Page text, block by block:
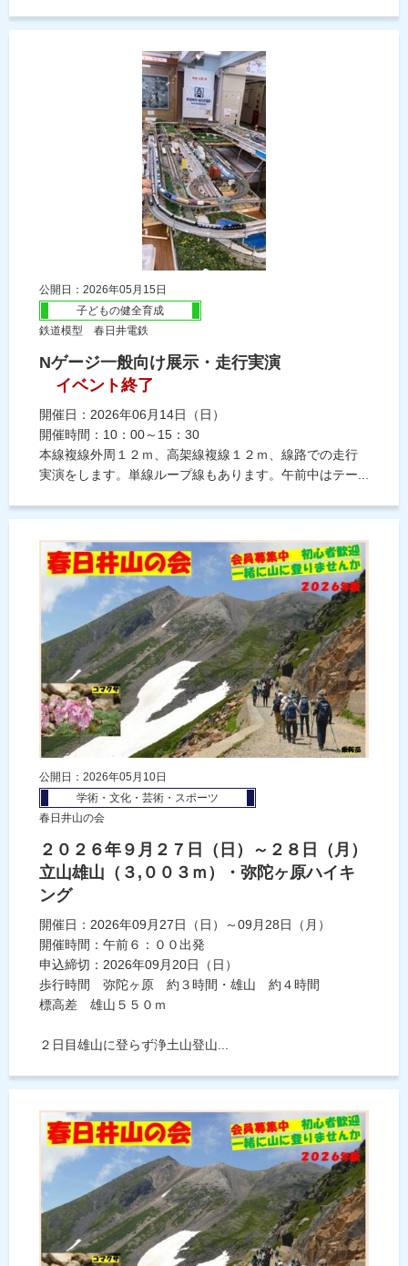
公開日：2026年05月15日
子どもの健全育成
鉄道模型 春日井電鉄
Nゲージ一般向け展示・走行実演
イベント終了
開催日：2026年06月14日（日）
開催時間：10：00～15：30
本線複線外周１２ｍ、高架線複線１２ｍ、線路での走行
実演をします。単線ループ線もあります。午前中はテー...
公開日：2026年05月10日
学術・文化・芸術・スポーツ
春日井山の会
２０２６年９月２７日（日）～２８日（月）
立山雄山（３,００３ｍ）・弥陀ヶ原ハイキ
ング
開催日：2026年09月27日（日）～09月28日（月）
開催時間：午前６：００出発
申込締切：2026年09月20日（日）
歩行時間 弥陀ヶ原 約３時間・雄山 約４時間
標高差 雄山５５０ｍ
２日目雄山に登らず浄土山登山...